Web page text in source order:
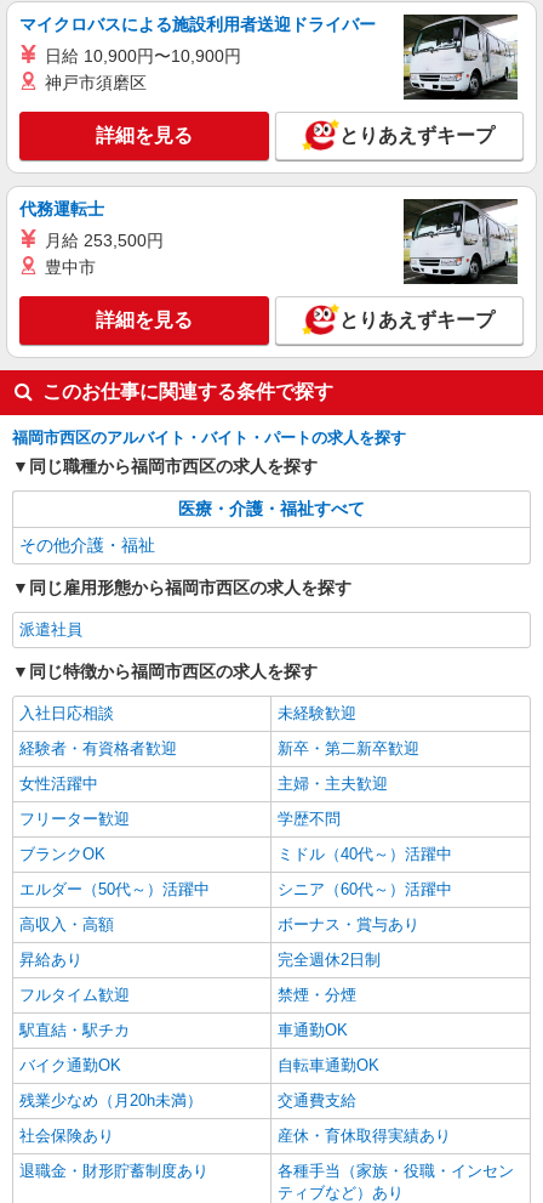
マイクロバスによる施設利用者送迎ドライバー
日給 10,900円〜10,900円
神戸市須磨区
詳細を見る とりあえずキープ
代務運転士
月給 253,500円
豊中市
詳細を見る とりあえずキープ
このお仕事に関連する条件で探す
福岡市西区のアルバイト・バイト・パートの求人を探す
同じ職種から福岡市西区の求人を探す
医療・介護・福祉すべて
その他介護・福祉
同じ雇用形態から福岡市西区の求人を探す
派遣社員
同じ特徴から福岡市西区の求人を探す
入社日応相談
未経験歓迎
経験者・有資格者歓迎
新卒・第二新卒歓迎
女性活躍中
主婦・主夫歓迎
フリーター歓迎
学歴不問
ブランクOK
ミドル（40代～）活躍中
エルダー（50代～）活躍中
シニア（60代～）活躍中
高収入・高額
ボーナス・賞与あり
昇給あり
完全週休2日制
フルタイム歓迎
禁煙・分煙
駅直結・駅チカ
車通勤OK
バイク通勤OK
自転車通勤OK
残業少なめ（月20h未満）
交通費支給
社会保険あり
産休・育休取得実績あり
退職金・財形貯蓄制度あり
各種手当（家族・役職・インセン
ティブなど）あり